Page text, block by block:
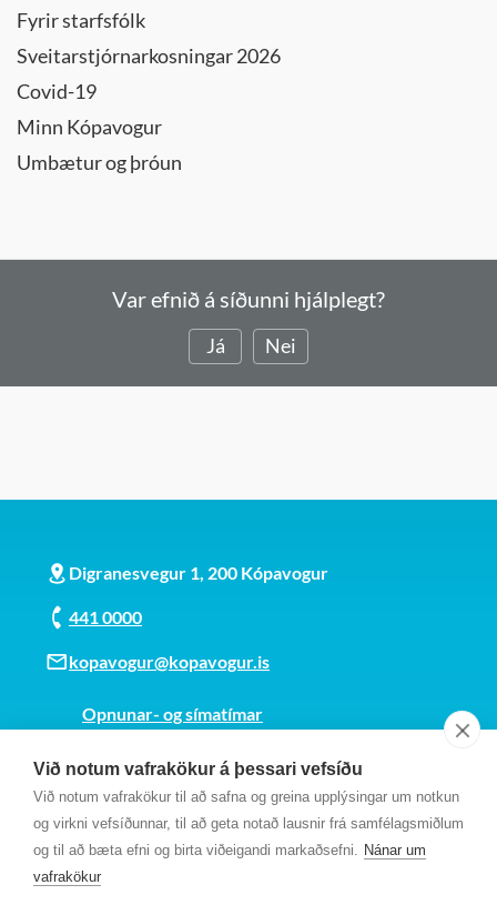
Við notum vafrakökur á þessari vefsíðu
Við notum vafrakökur til að safna og greina upplýsingar um notkun
og virkni vefsíðunnar, til að geta notað lausnir frá samfélagsmiðlum
og til að bæta efni og birta viðeigandi markaðsefni. Nánar um
vafrakökur
Fyrir starfsfólk
Sveitarstjórnarkosningar 2026
Covid-19
Minn Kópavogur
Umbætur og þróun
Var efnið á síðunni hjálplegt?
Já Nei
Digranesvegur 1, 200 Kópavogur
441 0000
kopavogur@kopavogur.is
Opnunar- og símatímar
Kt. 700169-3759
Fundarmannagátt